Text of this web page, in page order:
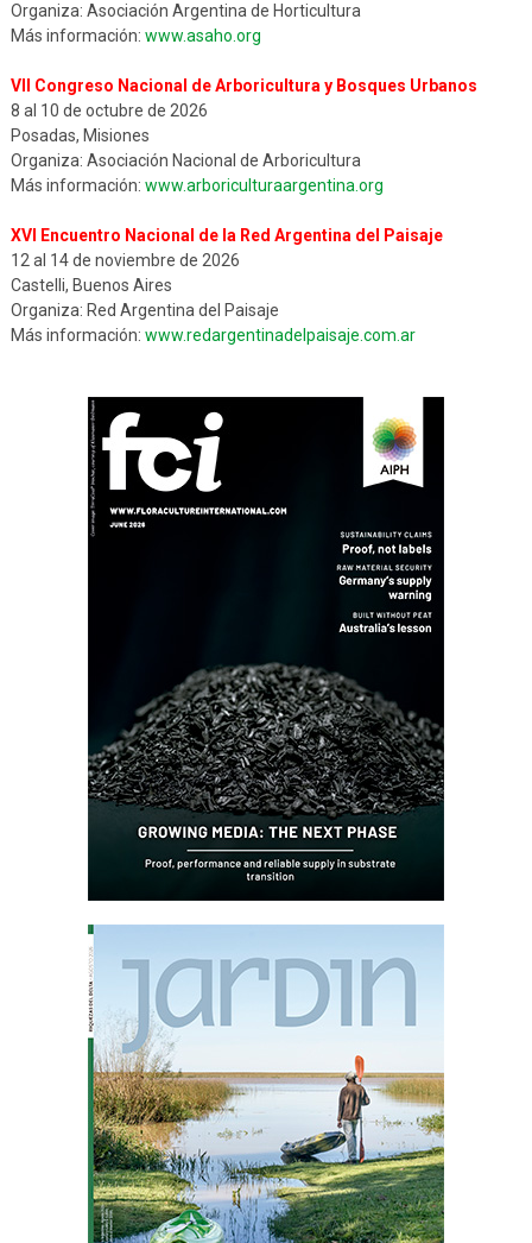
Organiza: Asociación Argentina de Horticultura
Más información: www.asaho.org
VII Congreso Nacional de Arboricultura y Bosques Urbanos
8 al 10 de octubre de 2026
Posadas, Misiones
Organiza: Asociación Nacional de Arboricultura
Más información: www.arboriculturaargentina.org
XVI Encuentro Nacional de la Red Argentina del Paisaje
12 al 14 de noviembre de 2026
Castelli, Buenos Aires
Organiza: Red Argentina del Paisaje
Más información: www.redargentinadelpaisaje.com.ar